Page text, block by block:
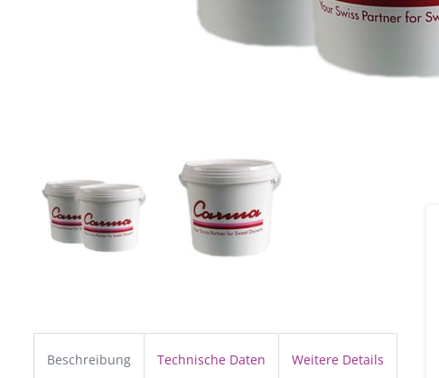
Beschreibung Technische Daten Weitere Details